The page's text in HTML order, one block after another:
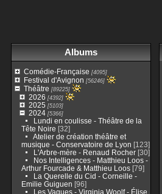
Albums
Comédie-Française [4095]
Festival d'Avignon [56246]
Théâtre [89225]
2026 [4392]
2025 [5103]
2024[5366]
Lundi en coulisse - Théâtre de la
Tête Noire [32]
Atelier de création théâtre et
musique - Conservatoire de Lyon [123]
L'Arbre-mère - Renaud Rocher[30]
Nos Intelligences - Matthieu Loos -
Arthur Fourcade & Matthieu Loos[79]
La Querelle du Cid - Corneille -
Emilie Guiguen [96]
Les Vagues - Virginia Woolf - Élise